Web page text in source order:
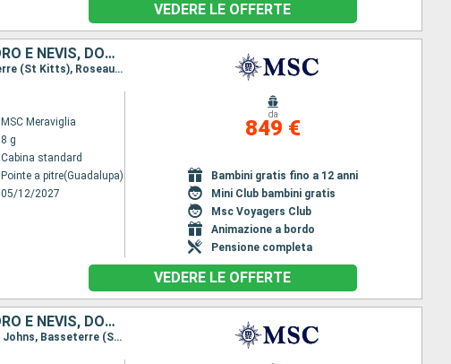
VEDERE LE OFFERTE
GUADALUPA, ANTIGUA E BARBUDA, SAINT MARTIN, SAN CRISTOFORO E NEVIS, DOMINICA, MARTINICA
Itinerario : Pointe a pitre(Guadalupa), Saint Johns, Philipsburg (Saint Maarten), Basseterre (St Kitts), Roseau, Fort de France, Pointe a pitre(Guadalupa)
MSC Meraviglia
8 g
Cabina standard
Pointe a pitre(Guadalupa)
05/12/2027
da
849 €
Bambini gratis fino a 12 anni
Mini Club bambini gratis
Msc Voyagers Club
Animazione a bordo
Pensione completa
VEDERE LE OFFERTE
GUADALUPA, SAINT MARTIN, ANTIGUA E BARBUDA, SAN CRISTOFORO E NEVIS, DOMINICA, MARTINICA
Itinerario : Fort de France, Pointe a pitre(Guadalupa), Philipsburg (Saint Maarten), Saint Johns, Basseterre (St Kitts), Roseau, Fort de France